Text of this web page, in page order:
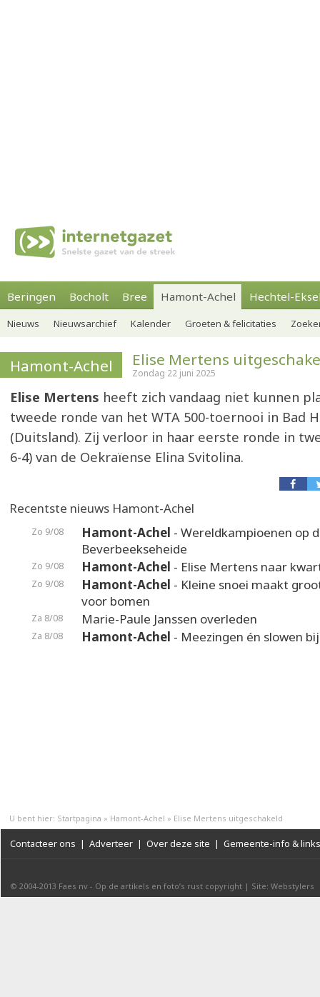
Beringen Bocholt Bree Hamont-Achel Hechtel-
Nieuws Nieuwsarchief Kalender Groeten & felicitaties
Hamont-Achel Elise Mertens
Zondag 22 juni 2025
Elise Mertens heeft zich vandaag niet kunnen
tweede ronde van het WTA 500-toernooi in Bad
(Duitsland). Zij verloor in haar eerste ronde in
6-4) van de Oekraïense Elina Svitolina.
Recentste nieuws Hamont-Achel
Zo 9/08 Hamont-Achel - Wereldkampioenen op
Beverbeekseheide
Zo 9/08 Hamont-Achel - Elise Mertens naar
Zo 9/08 Hamont-Achel - Kleine snoei maakt
voor bomen
Za 8/08 Marie-Paule Janssen overleden
Za 8/08 Hamont-Achel - Meezingen én slowen
U bent hier: Startpagina » Hamont-Achel » Elise Mertens uitgeschakeld
Contacteer ons | Adverteer | Over deze site | Gemeente-info & links
© 2004-2013 Faes nv - Op de artikels en foto’s rust copyright | Site: Webstylers